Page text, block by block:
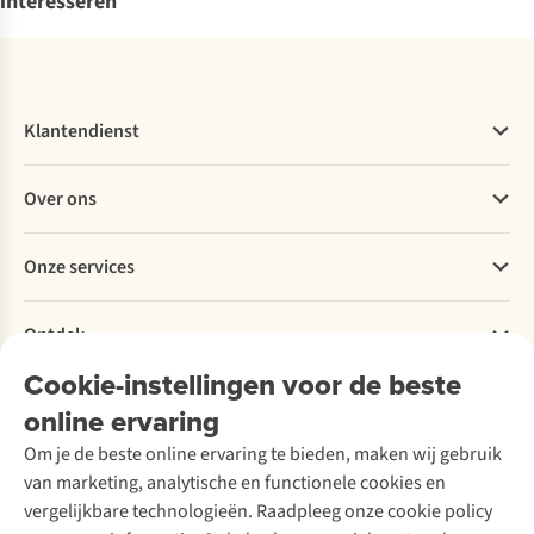
Cookie-instellingen voor de beste
online ervaring
Om je de beste online ervaring te bieden, maken wij gebruik
van marketing, analytische en functionele cookies en
vergelijkbare technologieën. Raadpleeg onze cookie policy
Klantendienst
Bestellen
Betalen
Levering
Retourneren
Bestelling herroepen
Garantie
Contact
Over ons
Explore More
Verantwoord ondernemen
Over Ayacucho
Onze winkels
Over A.S.Adventure
Toegankelijkheidsverklaring
Onze services
Ski-onderhoud
Wasservice
Schoenonderhoud
Schoenherstelling
Kledingherstelling
Retouches
Ontdek
A.S.Magazine
Podcast
Explore Academy
Explore Camp
Gear Check
Meld je aan voor de nieuwsbrief